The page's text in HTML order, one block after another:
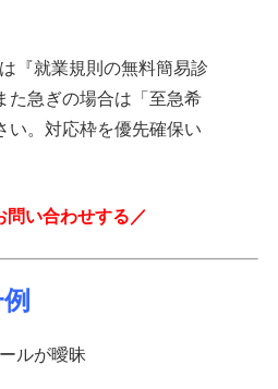
『就業規則の無料簡易診
た急ぎの場合は「至急希
い。対応枠を優先確保い
問い合わせする／
ルが曖昧